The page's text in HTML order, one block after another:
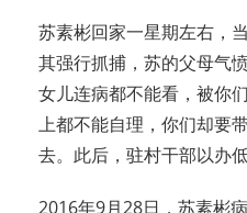
苏素彬回家一星期左右，
其强行抓捕，苏的父母气
女儿连病都不能看，被你
上都不能自理，你们却要
去。此后，驻村干部以办
2016年9月28日，苏素彬